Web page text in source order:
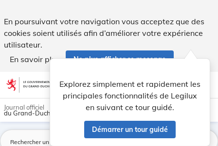
En poursuivant votre navigation vous acceptez que des
cookies soient utilisés afin d’améliorer votre expérience
utilisateur.
En savoir plus
Ne plus afficher ce message
Aller au contenu account_circle help Aide
Explorez simplement et rapidement les
principales fonctionnalités de Legilux
en suivant ce tour guidé.
Démarrer un tour guidé
light_mode dark_mode
Journal officiel
du Grand-Duché de Luxembourg